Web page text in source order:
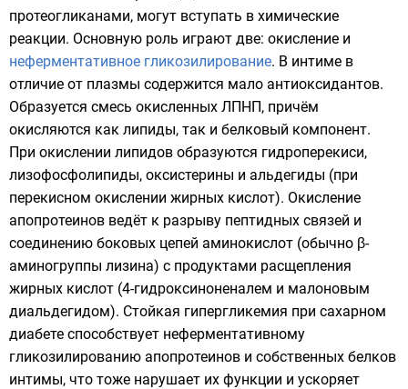
протеогликанами, могут вступать в химические
реакции. Основную роль играют две: окисление и
неферментативное гликозилирование. В интиме в
отличие от плазмы содержится мало антиоксидантов.
Образуется смесь окисленных ЛПНП, причём
окисляются как липиды, так и белковый компонент.
При окислении липидов образуются гидроперекиси,
лизофосфолипиды, оксистерины и альдегиды (при
перекисном окислении жирных кислот). Окисление
апопротеинов ведёт к разрыву пептидных связей и
соединению боковых цепей аминокислот (обычно β-
аминогруппы лизина) с продуктами расщепления
жирных кислот (4-гидроксиноненалем и малоновым
диальдегидом). Стойкая гипергликемия при сахарном
диабете способствует неферментативному
гликозилированию апопротеинов и собственных белков
интимы, что тоже нарушает их функции и ускоряет